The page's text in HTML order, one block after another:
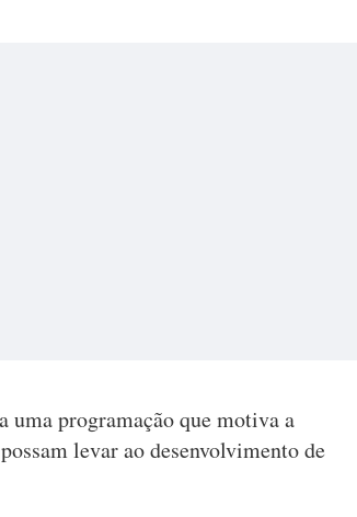
uma programação que motiva a
levar ao desenvolvimento de